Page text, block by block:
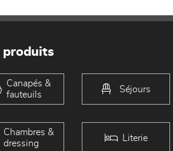
produits
Canapés &
fauteuils
Séjours
Chambres &
dressing
Literie